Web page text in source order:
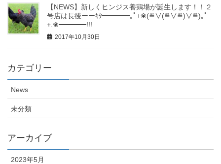
【NEWS】新しくヒンジス養鶏場が誕生します！！２
号店は長後ーーｷﾀ━━━━｡ﾟ+❀(≝∀(≝∀≝)∀≝)｡ﾟ
+.❀━━━━!!!
2017年10月30日
カテゴリー
News
未分類
アーカイブ
2023年5月